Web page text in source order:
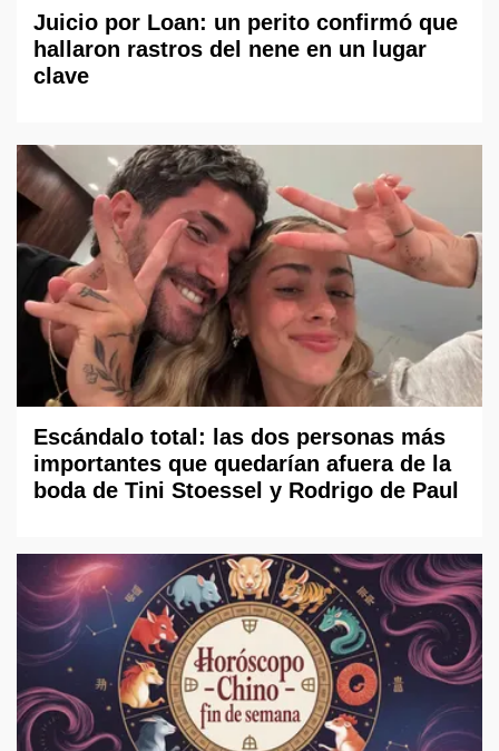
Juicio por Loan: un perito confirmó que
hallaron rastros del nene en un lugar
clave
Escándalo total: las dos personas más
importantes que quedarían afuera de la
boda de Tini Stoessel y Rodrigo de Paul